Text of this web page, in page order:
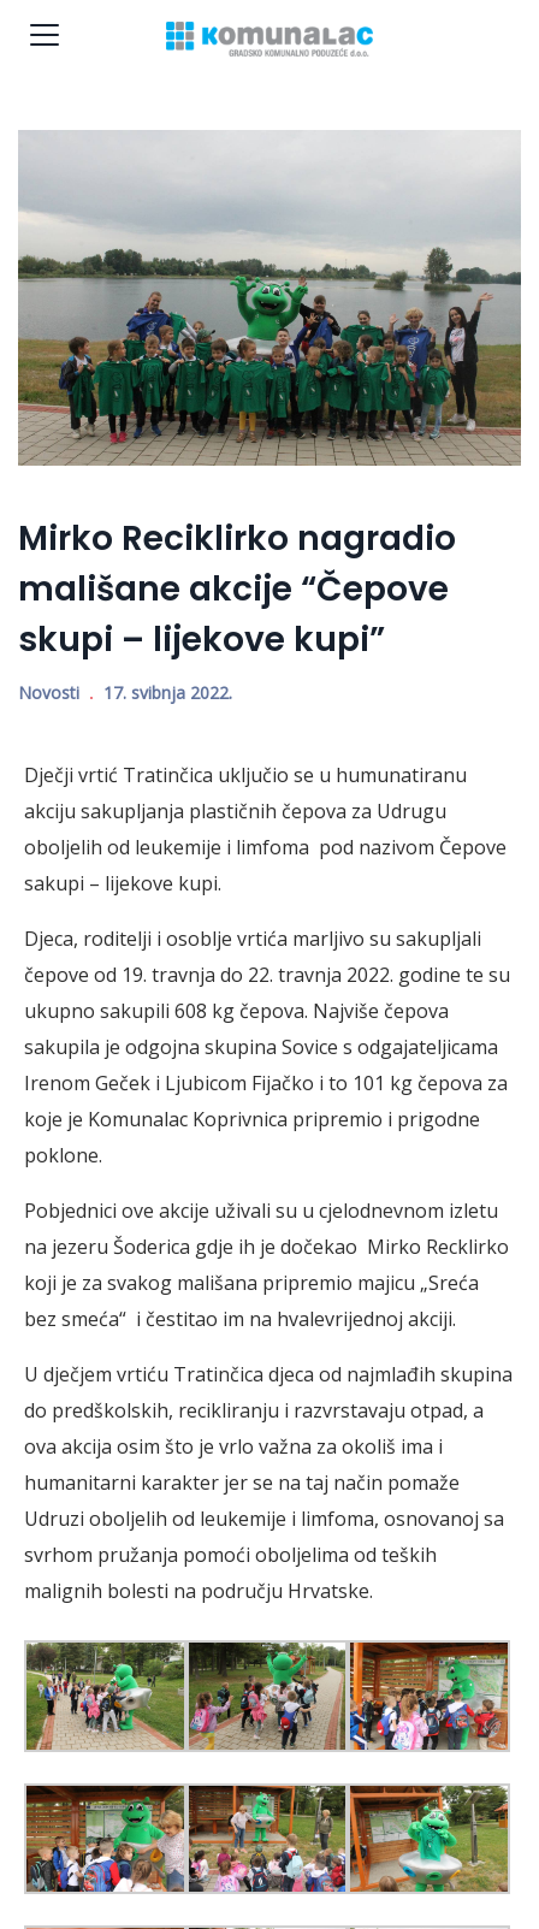
Mirko Reciklirko nagradio
mališane akcije “Čepove
skupi – lijekove kupi”
Novosti 17. svibnja 2022.
Dječji vrtić Tratinčica uključio se u humunatiranu
akciju sakupljanja plastičnih čepova za Udrugu
oboljelih od leukemije i limfoma pod nazivom Čepove
sakupi – lijekove kupi.
Djeca, roditelji i osoblje vrtića marljivo su sakupljali
čepove od 19. travnja do 22. travnja 2022. godine te su
ukupno sakupili 608 kg čepova. Najviše čepova
sakupila je odgojna skupina Sovice s odgajateljicama
Irenom Geček i Ljubicom Fijačko i to 101 kg čepova za
koje je Komunalac Koprivnica pripremio i prigodne
poklone.
Pobjednici ove akcije uživali su u cjelodnevnom izletu
na jezeru Šoderica gdje ih je dočekao Mirko Recklirko
koji je za svakog mališana pripremio majicu „Sreća
bez smeća“ i čestitao im na hvalevrijednoj akciji.
U dječjem vrtiću Tratinčica djeca od najmlađih skupina
do predškolskih, recikliranju i razvrstavaju otpad, a
ova akcija osim što je vrlo važna za okoliš ima i
humanitarni karakter jer se na taj način pomaže
Udruzi oboljelih od leukemije i limfoma, osnovanoj sa
svrhom pružanja pomoći oboljelima od teških
malignih bolesti na području Hrvatske.